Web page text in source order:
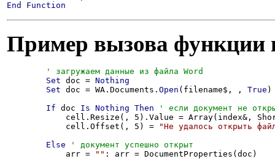
End
Function
Пример вызова функции
Set doc = Nothing
Set doc = WA.Documents. Open (filename$, , True )
If doc Is Nothing Then
cell.Resize(, 5).Value = Array(index&,
            cell.Offset(, 5) =
"Не удалось открыть
Else
            arr =
"" : arr = DocumentProperties(doc)